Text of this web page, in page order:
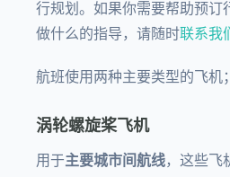
行规划。如果你需要帮助预订
做什么的指导，请随时联系我
航班使用两种主要类型的飞机；
涡轮螺旋桨飞机
用于主要城市间航线，这些飞